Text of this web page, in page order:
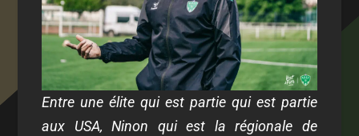
Entre une élite qui est partie qui est partie
aux USA, Ninon qui est la régionale de